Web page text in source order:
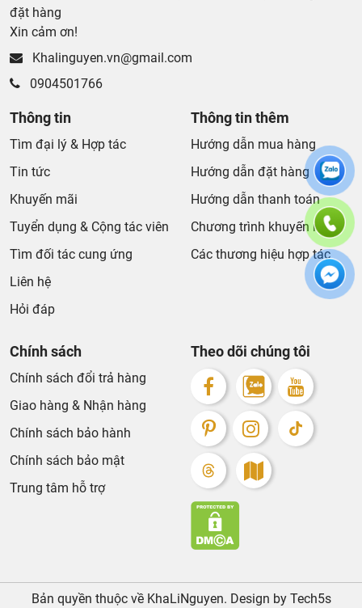
đặt hàng
Xin cảm ơn!
Khalinguyen.vn@gmail.com
0904501766
Thông tin
Tìm đại lý & Hợp tác
Tin tức
Khuyến mãi
Tuyển dụng & Cộng tác viên
Tìm đối tác cung ứng
Liên hệ
Hỏi đáp
Thông tin thêm
Hướng dẫn mua hàng
Hướng dẫn đặt hàng
Hướng dẫn thanh toán
Chương trình khuyến mãi
Các thương hiệu hợp tác
Chính sách
Chính sách đổi trả hàng
Giao hàng & Nhận hàng
Chính sách bảo hành
Chính sách bảo mật
Trung tâm hỗ trợ
Theo dõi chúng tôi
Bản quyền thuộc về KhaLiNguyen. Design by Tech5s